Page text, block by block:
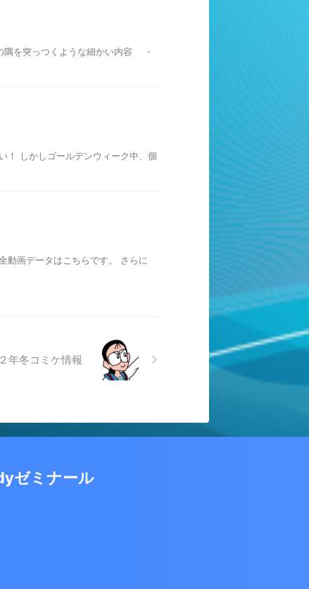
隅を突っつくような細かい内容 ・
！ しかしゴールデンウィーク中、個
画データはこちらです。 さらに
年冬コミケ情報
ゼミナール